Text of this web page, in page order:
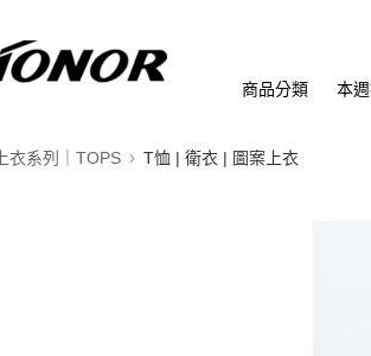
商品分類 本
上衣系列｜TOPS T恤 | 衛衣 | 圖案上衣